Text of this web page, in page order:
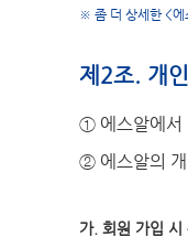
※ 좀 더 상세한 <
제2조. 개
① 에스알에서
② 에스알의 개
가. 회원 가입 시